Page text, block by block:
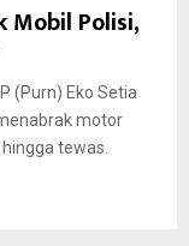
Mobil Polisi,
(Purn) Eko Setia
motor
tewas.